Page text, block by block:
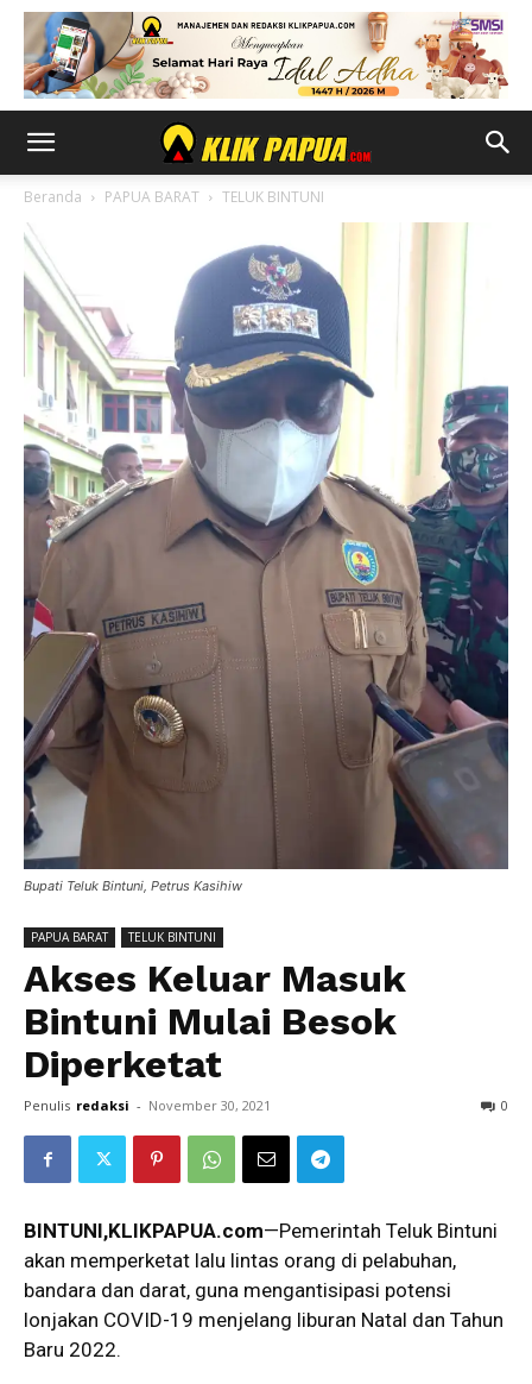
Beranda PAPUA BARAT TELUK BINTUNI
Bupati Teluk Bintuni, Petrus Kasihiw
PAPUA BARAT TELUK BINTUNI
Akses Keluar Masuk
Bintuni Mulai Besok
Diperketat
Penulis redaksi - November 30, 2021 0
BINTUNI,KLIKPAPUA.com—Pemerintah Teluk Bintuni
akan memperketat lalu lintas orang di pelabuhan,
bandara dan darat, guna mengantisipasi potensi
lonjakan COVID-19 menjelang liburan Natal dan Tahun
Baru 2022.